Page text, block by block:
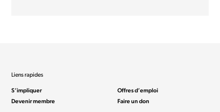
Liens rapides
S’impliquer
Devenir membre
Offres d’emploi
Faire un don